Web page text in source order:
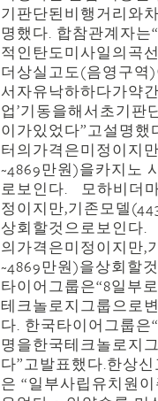
기판단된비행거리와
명했다. 합참관계자는
적인탄도미사일의곡
더상실고도(음영구역
서자유낙하하다가약
업’기동을해서초기판
이가있었다”고설명
터의가격은미정이지
~4869만원)을카지노
로보인다. 모하비더
정이지만,기존모델
상회할것으로보인다.
의가격은미정이지만,
~4869만원)을상회할
타이어그룹은“8일부
테크놀로지그룹으로
다. 한국타이어그룹은
명을한국테크놀로지
다”고발표했다.한상
은 “일부사립유치원